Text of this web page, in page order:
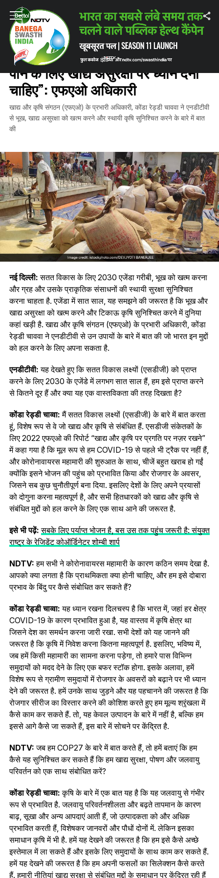
Home / ताज़ातरीन ख़बरें “स्थायी विकास लक्ष्यों के 2030 एजेंडा को पाने के लिए
ताज़ातरीन ख़बरें
“स्थायी विकास लक्ष्यों के 2030 एजेंडा को
पाने के लिए खाद्य असुरक्षा पर ध्‍यान देना
चाहिए”: एफएओ अधिकारी
खाद्य और कृषि संगठन (एफएओ) के प्रभारी अधिकारी, कोंडा रेड्डी चाववा ने एनडीटीवी
से भूख, खाद्य असुरक्षा को खत्म करने और स्थायी कृषि सुनिश्चित करने के बारे में बात
की
नई दिल्ली: सतत विकास के लिए 2030 एजेंडा गरीबी, भूख को खत्‍म करना
और ग्रह और उसके प्राकृतिक संसाधनों की स्थायी सुरक्षा सुनिश्चित
करना चाहता है. एजेंडा में सात साल, यह समझने की जरूरत है कि भूख और
खाद्य असुरक्षा को खत्म करने और टिकाऊ कृषि सुनिश्चित करने में दुनिया
कहां खड़ी है. खाद्य और कृषि संगठन (एफएओ) के प्रभारी अधिकारी, कोंडा
रेड्डी चाववा ने एनडीटीवी से उन उपायों के बारे में बात की जो भारत इन मुद्दों
को हल करने के लिए अपना सकता है.
एनडीटीवी: यह देखते हुए कि सतत विकास लक्ष्यों (एसडीजी) को प्राप्त
करने के लिए 2030 के एजेंडे में लगभग सात साल हैं, हम इसे प्राप्त करने
से कितने दूर हैं और क्या यह एक वास्तविकता की तरह दिखता है?
कोंडा रेड्डी चाव्वा: मैं सतत विकास लक्ष्यों (एसडीजी) के बारे में बात करता
हूं, विशेष रूप से वे जो खाद्य और कृषि से संबंधित हैं. एसडीजी संकेतकों के
लिए 2022 एफएओ की रिपोर्ट “खाद्य और कृषि पर प्रगति पर नज़र रखने”
में कहा गया है कि मूल रूप से हम COVID-19 से पहले भी ट्रैक पर नहीं हैं,
और कोरोनावायरस महामारी की शुरुआत के साथ, चीजें बहुत खराब हो गईं
क्योंकि इसने भोजन की पहुंच को प्रभावित किया और रोजगार के अवसर,
जिसने सब कुछ चुनौतीपूर्ण बना दिया. इसलिए देशों के लिए अपने प्रयासों
को दोगुना करना महत्वपूर्ण है, और सभी हितधारकों को खाद्य और कृषि से
संबंधित मुद्दों को हल करने के लिए एक साथ आने की जरूरत है.
इसे भी पढ़ें:सबके लिए पर्याप्त भोजन है, बस उस तक पहुंच जरूरी है: संयुक्त
राष्ट्र के रेजिडेंट कोऑर्डिनेटर शोम्बी शार्प
NDTV: हम सभी ने कोरोनावायरस महामारी के कारण कठिन समय देखा है.
आपको क्या लगता है कि प्राथमिकता क्या होनी चाहिए, और हम इसे दोबारा
प्रभाव के बिंदु पर कैसे संबोधित कर सकते हैं?
कोंडा रेड्डी चाव्वा: यह ध्यान रखना दिलचस्प है कि भारत में, जहां हर क्षेत्र
COVID-19 के कारण प्रभावित हुआ है, यह वास्तव में कृषि क्षेत्र था
जिसने देश का समर्थन करना जारी रखा. सभी देशों को यह जानने की
जरूरत है कि कृषि में निवेश करना कितना महत्वपूर्ण है. इसलिए, भविष्य में,
जब हमें किसी महामारी का सामना करना पड़ेगा, तो हमारे पास विभिन्न
समुदायों को मदद देने के लिए एक बफर स्टॉक होगा. इसके अलावा, हमें
विशेष रूप से ग्रामीण समुदायों में रोजगार के अवसरों को बढ़ाने पर भी ध्यान
देने की जरूरत है. हमें उनके साथ जुड़ने और यह पहचानने की जरूरत है कि
रोजगार सीरीज का विस्तार करने की कोशिश करते हुए हम मूल्य श्रृंखला में
कैसे काम कर सकते हैं. तो, यह केवल उत्पादन के बारे में नहीं है, बल्कि हम
इससे आगे कैसे जा सकते हैं, इस बारे में सोचने पर केंद्रित है.
NDTV: जब हम COP27 के बारे में बात करते हैं, तो हमें बताएं कि हम
कैसे यह सुनिश्चित कर सकते हैं कि हम खाद्य सुरक्षा, पोषण और जलवायु
परिवर्तन को एक साथ संबोधित करें?
कोंडा रेड्डी चाव्वा: कृषि के बारे में एक बात यह है कि यह जलवायु से गंभीर
रूप से प्रभावित है. जलवायु परिवर्तनशीलता और बढ़ते तापमान के कारण
बाढ़, सूखा और अन्य आपदाएं आती हैं, जो उत्पादकता को और अधिक
प्रभावित करती हैं, विशेषकर जानवरों और पौधों दोनों में. लेकिन इसका
समाधान कृषि में भी है. हमें यह देखने की जरूरत है कि हम इसे कैसे अच्छे
इस्‍तेमाल में ला सकते हैं और इसके लिए समुदायों के साथ काम कर सकते हैं.
हमें यह देखने की जरूरत है कि हम अपनी फसलों का सिलेक्‍शन कैसे करते
हैं. हमारी नीतियां खाद्य सुरक्षा से संबंधित मुद्दों के समाधान पर केंद्रित रही हैं